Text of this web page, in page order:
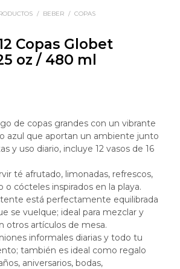
/ BEBER / COPAS
Copas Globet
oz / 480 ml
de copas grandes con un vibrante
azul que aportan un ambiente junto
y uso diario, incluye 12 vasos de 16
té afrutado, limonadas, refrescos,
o cócteles inspirados en la playa.
está perfectamente equilibrada
se vuelque; ideal para mezclar y
otros artículos de mesa.
informales diarias y todo tu
también es ideal como regalo
aniversarios, bodas,